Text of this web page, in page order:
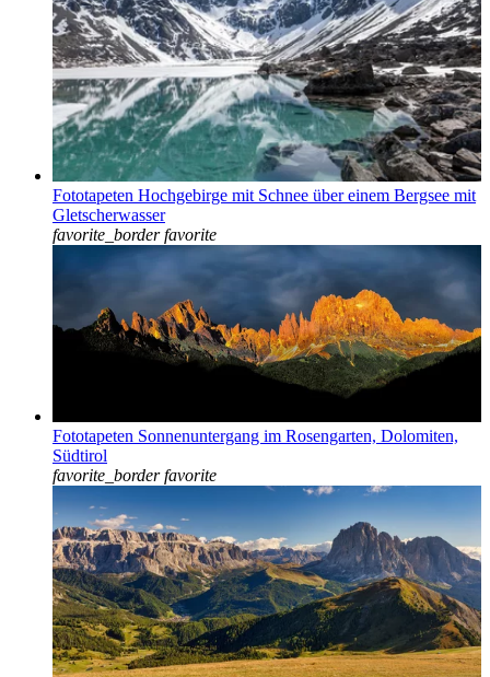
Fototapeten Hochgebirge mit Schnee über einem Bergsee mit
Gletscherwasser
favorite_border favorite
Fototapeten Sonnenuntergang im Rosengarten, Dolomiten,
Südtirol
favorite_border favorite